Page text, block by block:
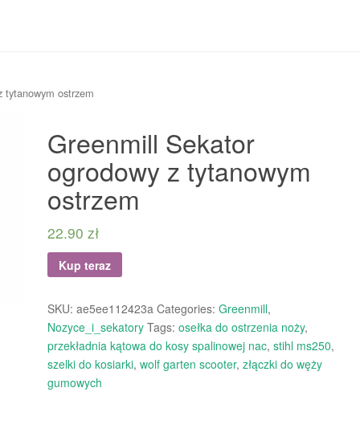
ostrzem
Greenmill Sekator
ogrodowy z tytanowym
ostrzem
22.90 zł
Kup teraz
SKU: ae5ee112423a Categories: Greenmill,
Nozyce_i_sekatory Tags: osełka do ostrzenia noży,
przekładnia kątowa do kosy spalinowej nac, stihl ms250,
szelki do kosiarki, wolf garten scooter, złączki do węży
gumowych